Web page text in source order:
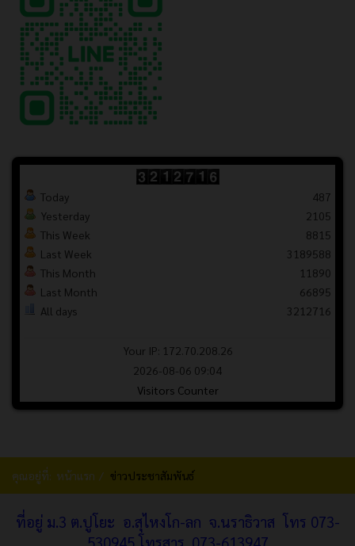
Today
Yesterday
This Week
Last Week
This Month
Last Month
All days
487
2105
8815
3189588
11890
66895
3212716
Your IP: 172.70.208.26
2026-08-06 09:04
Visitors Counter
คุณอยู่ที่: หน้าแรก ข่าวประชาสัมพันธ์
ที่อยู่ ม.3 ต.ปูโยะ อ.สุไหงโก-ลก จ.นราธิวาส โทร 073-
530945 โทรสาร. 073-613947